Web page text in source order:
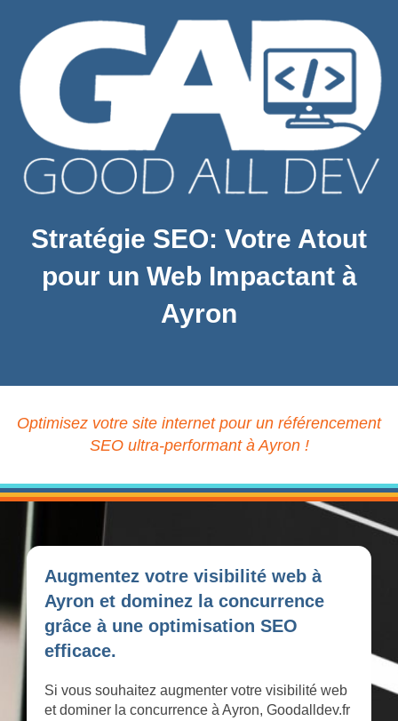
Stratégie SEO: Votre Atout
pour un Web Impactant à
Ayron
Optimisez votre site internet pour un référencement
SEO ultra-performant à Ayron !
Augmentez votre visibilité web à
Ayron et dominez la concurrence
grâce à une optimisation SEO
efficace.
Si vous souhaitez augmenter votre visibilité web
et dominer la concurrence à Ayron, Goodalldev.fr